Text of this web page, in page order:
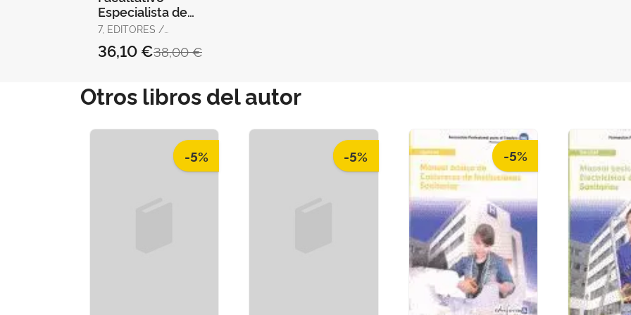
Especialista de
Área, Médico y
Atención Primaria
7, EDITORES /
FRANCISCO ENRIQUE /
GUERRERO ARROYO,
JOSÉ
38,00 €
36,10 €
Otros libros del autor
-5% -5% -5%